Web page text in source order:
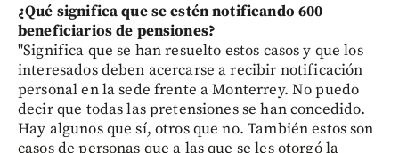
¿Qué significa que se estén notificando 600
beneficiarios de pensiones?
"Significa que se han resuelto estos casos y que los
interesados deben acercarse a recibir notificación
personal en la sede frente a Monterrey. No puedo
decir que todas las pretensiones se han concedido.
Hay algunos que sí, otros que no. También estos son
casos de personas que a las que se les otorgó la